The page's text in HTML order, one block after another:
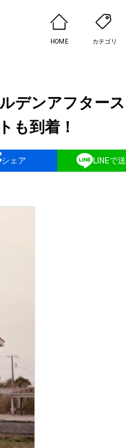
HOME カテゴリ
デンアフター
も到着！
シェア LINEで